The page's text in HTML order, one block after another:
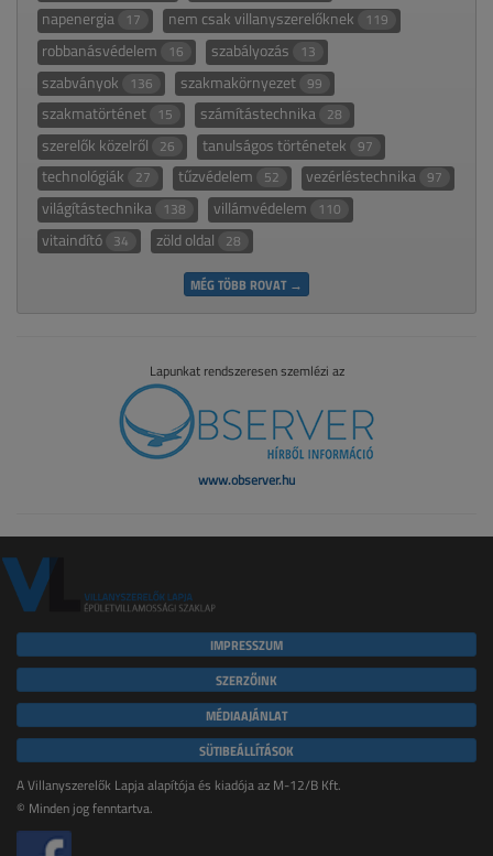
napenergia 17 nem csak villanyszerelőknek 119
robbanásvédelem 16 szabályozás 13
szabványok 136 szakmakörnyezet 99
szakmatörténet 15 számítástechnika 28
szerelők közelről 26 tanulságos történetek 97
technológiák 27 tűzvédelem 52 vezérléstechnika 97
világítástechnika 138 villámvédelem 110
vitaindító 34 zöld oldal 28
MÉG TÖBB ROVAT →
Lapunkat rendszeresen szemlézi az
www.observer.hu
IMPRESSZUM
SZERZŐINK
MÉDIAAJÁNLAT
SÜTIBEÁLLÍTÁSOK
A Villanyszerelők Lapja alapítója és kiadója az M-12/B Kft.
© Minden jog fenntartva.